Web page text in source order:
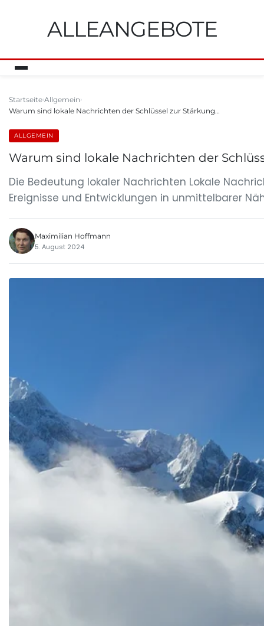
ALLEANGEBOTE
Startseite Allgemein
Warum sind lokale Nachrichten der Schlüssel zur Stärkung…
ALLGEMEIN
Warum sind lokale Nachrichten der
Die Bedeutung lokaler Nachrichten Lokale
Ereignisse und Entwicklungen in unmittelbarer
Maximilian Hoffmann
5. August 2024